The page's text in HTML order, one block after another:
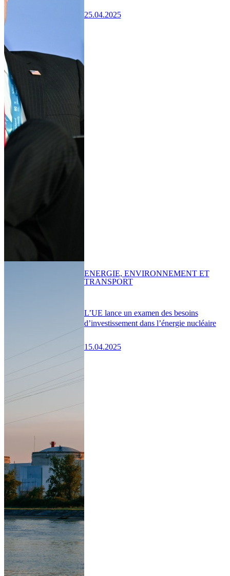
25.04.2025
L’UE lance un examen des besoins
d’investissement dans l’énergie nucléaire
15.04.2025
ENERGIE, ENVIRONNEMENT ET
TRANSPORT